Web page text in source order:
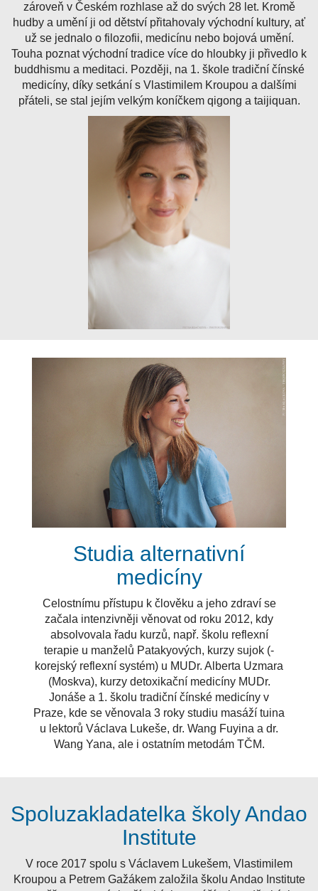
zároveň v Českém rozhlase až do svých 28 let. Kromě
hudby a umění ji od dětství přitahovaly východní kultury, ať
už se jednalo o filozofii, medicínu nebo bojová umění.
Touha poznat východní tradice více do hloubky ji přivedlo k
buddhismu a meditaci. Později, na 1. škole tradiční čínské
medicíny, díky setkání s Vlastimilem Kroupou a dalšími
přáteli, se stal jejím velkým koníčkem qigong a taijiquan.
Studia alternativní
medicíny
Celostnímu přístupu k člověku a jeho zdraví se
začala intenzivněji věnovat od roku 2012, kdy
absolvovala řadu kurzů, např. školu reflexní
terapie u manželů Patakyových, kurzy sujok (-
korejský reflexní systém) u MUDr. Alberta Uzmara
(Moskva), kurzy detoxikační medicíny MUDr.
Jonáše a 1. školu tradiční čínské medicíny v
Praze, kde se věnovala 3 roky studiu masáží tuina
u lektorů Václava Lukeše, dr. Wang Fuyina a dr.
Wang Yana, ale i ostatním metodám TČM.
Spoluzakladatelka školy Andao
Institute
V roce 2017 spolu s Václavem Lukešem, Vlastimilem
Kroupou a Petrem Gažákem založila školu Andao Institute